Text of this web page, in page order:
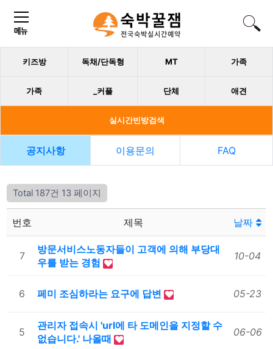
키즈방 독채/단독형 MT 가족
가족 _커플 단체 애견
실시간빈방검색
공지사항 이용문의 FAQ
Total 187건 13 페이지
번호 제목 날짜
7
방문서비스노동자들이 고객에 의해 부당대
우를 받는 경험
10-04
6 페미 조심하라는 요구에 답변 05-23
5
관리자 접속시 'url에 타 도메인을 지정할 수
없습니다.' 나올때
06-06